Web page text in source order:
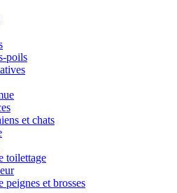
poils
et chats
toilettage
peignes et brosses